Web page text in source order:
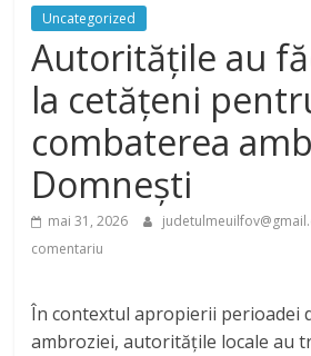
Uncategorized
Autoritățile au
la cetățeni
combaterea
Domnești
mai 31, 2026
comentariu
În contextul apropierii perioadei
ambroziei, autoritățile locale au